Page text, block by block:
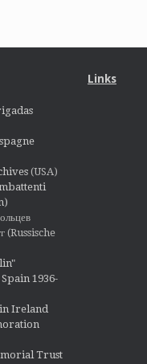
(USA)
(Russische
1936-
Ireland
Trust
Links